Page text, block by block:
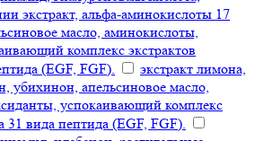
экстракт, альфа-аминокислоты 17
масло, аминокислоты,
комплекс экстрактов
(EGF, FGF).
экстракт лимона,
убихинон, апельсиновое масло,
успокаивающий комплекс
31 вида пептида (EGF, FGF).